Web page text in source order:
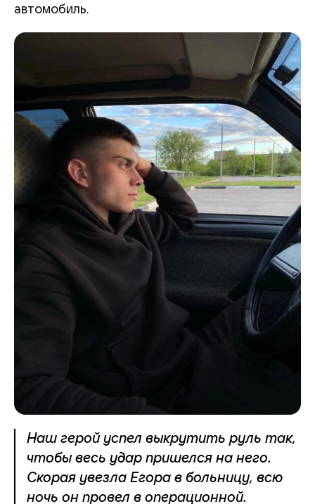
автомобиль.
Наш герой успел выкрутить руль так,
чтобы весь удар пришелся на него.
Скорая увезла Егора в больницу, всю
ночь он провел в операционной.